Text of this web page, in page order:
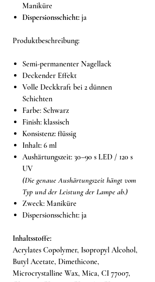
Maniküre
Dispersionsschicht: ja
Produktbeschreibung:
Semi-permanenter Nagellack
Deckender Effekt
Volle Deckkraft bei 2 dünnen
Schichten
Farbe: Schwarz
Finish: klassisch
Konsistenz: flüssig
Inhalt: 6 ml
Aushärtungszeit: 30–90 s LED / 120 s
UV
(Die genaue Aushärtungszeit hängt vom
Typ und der Leistung der Lampe ab.)
Zweck: Maniküre
Dispersionsschicht: ja
Inhaltsstoffe:
Acrylates Copolymer, Isopropyl Alcohol,
Butyl Acetate, Dimethicone,
Microcrystalline Wax, Mica, CI 77007,